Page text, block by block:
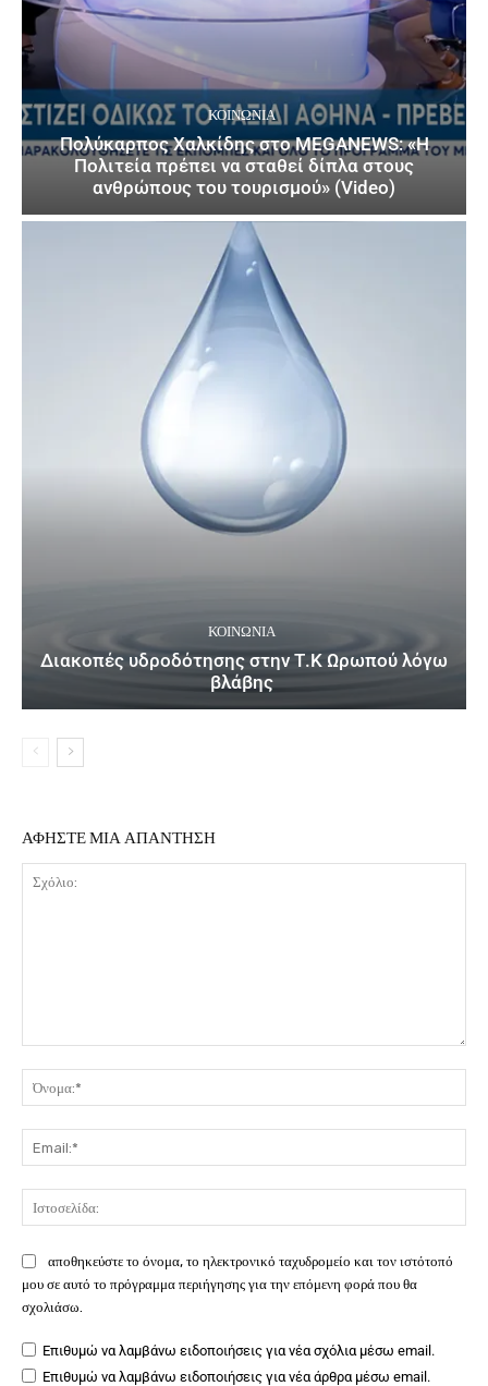
ΚΟΙΝΩΝΙΑ
Πολύκαρπος Χαλκίδης στο MEGANEWS: «Η
Πολιτεία πρέπει να σταθεί δίπλα στους
ανθρώπους του τουρισμού» (Video)
ΚΟΙΝΩΝΙΑ
Διακοπές υδροδότησης στην Τ.Κ Ωρωπού λόγω
βλάβης
ΑΦΗΣΤΕ ΜΙΑ ΑΠΑΝΤΗΣΗ
αποθηκεύστε το όνομα, το ηλεκτρονικό ταχυδρομείο και τον ιστότοπό
μου σε αυτό το πρόγραμμα περιήγησης για την επόμενη φορά που θα
σχολιάσω.
Επιθυμώ να λαμβάνω ειδοποιήσεις για νέα σχόλια μέσω email.
Επιθυμώ να λαμβάνω ειδοποιήσεις για νέα άρθρα μέσω email.